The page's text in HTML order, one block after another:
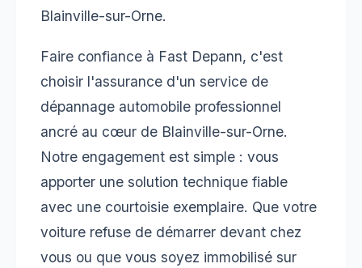
Blainville-sur-Orne.
Faire confiance à Fast Depann, c'est
choisir l'assurance d'un service de
dépannage automobile professionnel
ancré au cœur de Blainville-sur-Orne.
Notre engagement est simple : vous
apporter une solution technique fiable
avec une courtoisie exemplaire. Que votre
voiture refuse de démarrer devant chez
vous ou que vous soyez immobilisé sur